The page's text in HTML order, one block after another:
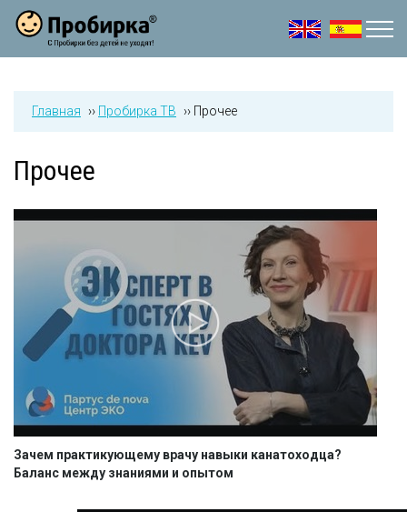
Jump to navigation
Главная ›› Пробирка ТВ ›› Прочее
Прочее
Зачем практикующему врачу навыки канатоходца?
Баланс между знаниями и опытом